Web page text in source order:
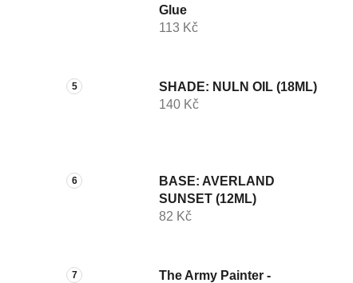
Glue
113 Kč
SHADE: NULN OIL (18ML)
140 Kč
BASE: AVERLAND
SUNSET (12ML)
82 Kč
The Army Painter -